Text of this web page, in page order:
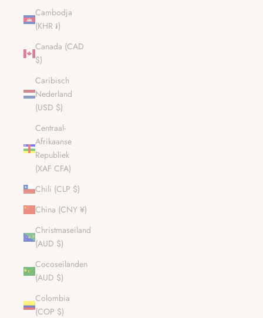
Cambodja
(KHR ៛)
Canada (CAD
$)
Caribisch
Nederland
(USD $)
Centraal-
Afrikaanse
Republiek
(XAF CFA)
Chili (CLP $)
China (CNY ¥)
Christmaseiland
(AUD $)
Cocoseilanden
(AUD $)
Colombia
(COP $)